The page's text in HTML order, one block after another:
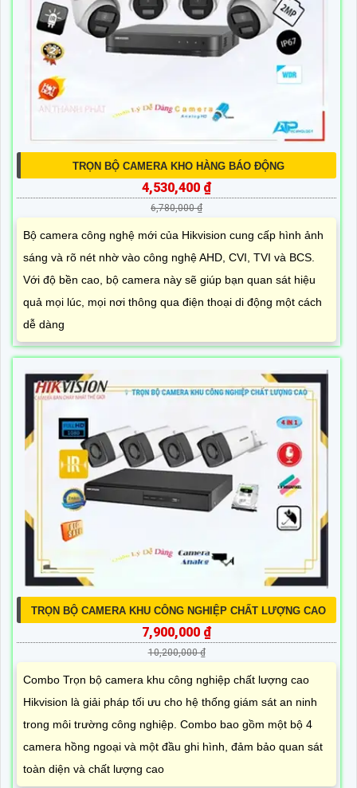
TRỌN BỘ CAMERA KHO HÀNG BÁO ĐỘNG
4,530,400 ₫
6,780,000 ₫
Bộ camera công nghệ mới của Hikvision cung cấp hình ảnh
sáng và rõ nét nhờ vào công nghệ AHD, CVI, TVI và BCS.
Với độ bền cao, bộ camera này sẽ giúp bạn quan sát hiệu
quả mọi lúc, mọi nơi thông qua điện thoại di động một cách
dễ dàng
TRỌN BỘ CAMERA KHU CÔNG NGHIỆP CHẤT LƯỢNG CAO
7,900,000 ₫
10,200,000 ₫
Combo Trọn bộ camera khu công nghiệp chất lượng cao
Hikvision là giải pháp tối ưu cho hệ thống giám sát an ninh
trong môi trường công nghiệp. Combo bao gồm một bộ 4
camera hồng ngoại và một đầu ghi hình, đảm bảo quan sát
toàn diện và chất lượng cao